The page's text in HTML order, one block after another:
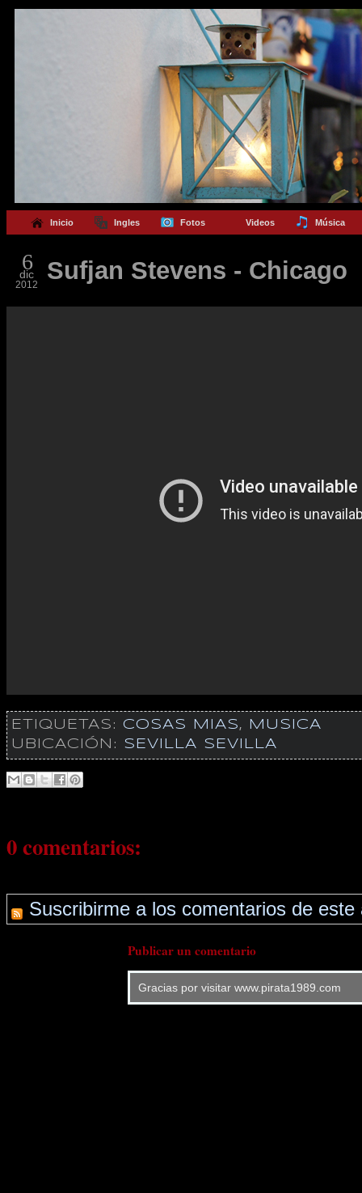
Inicio Ingles Fotos Videos Música
6
dic
2012 Sufjan Stevens - Chicago
ETIQUETAS: COSAS MIAS,
MUSICA
UBICACIÓN: SEVILLA SEVILLA
0 comentarios:
Suscribirme a los comentarios de este
Publicar un comentario
Gracias por visitar www.pirata1989.com